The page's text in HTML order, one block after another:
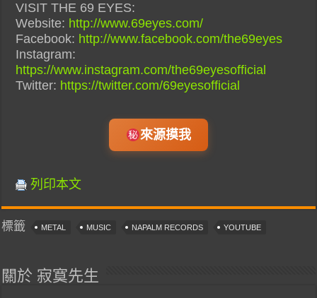
VISIT THE 69 EYES:
Website: http://www.69eyes.com/
Facebook: http://www.facebook.com/the69eyes
Instagram:
https://www.instagram.com/the69eyesofficial
Twitter: https://twitter.com/69eyesofficial
來源摸我
列印本文
標籤 METAL MUSIC NAPALM RECORDS YOUTUBE
關於 寂寞先生